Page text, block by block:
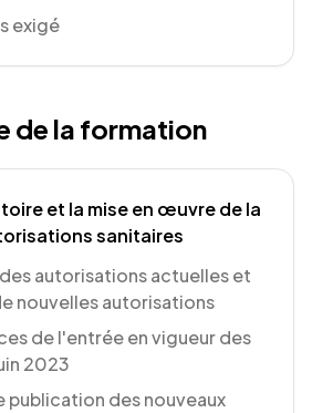
exigé
de la formation
et la mise en œuvre de la
sanitaires
autorisations actuelles et
nouvelles autorisations
de l'entrée en vigueur des
2023
publication des nouveaux